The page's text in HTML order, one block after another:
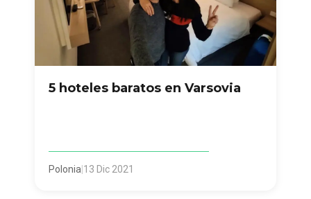
5 hoteles baratos en Varsovia
Polonia 13 Dic 2021